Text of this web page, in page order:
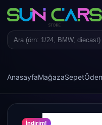
AnasayfaMağazaSepet
Search
İndirim!